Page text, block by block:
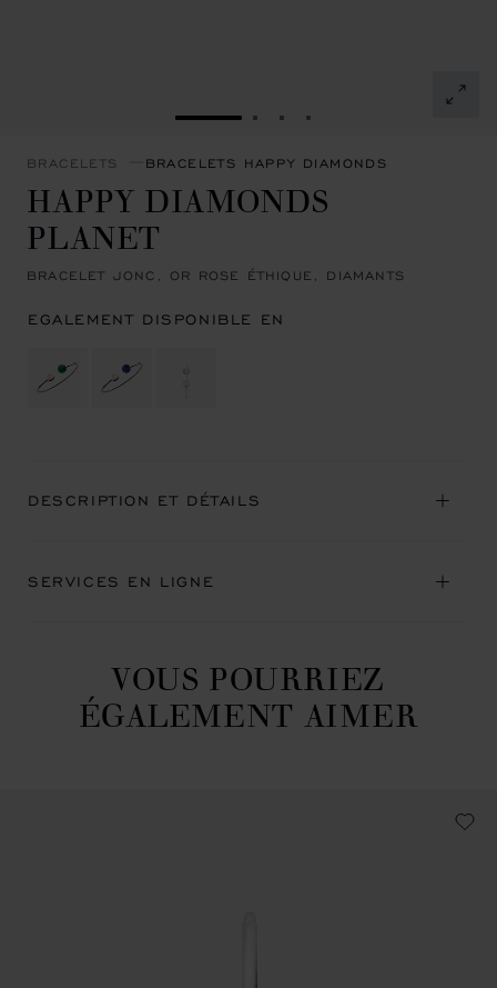
ALLER À LA DIAPOSITIVE 1
ALLER À LA DIAPOSITIVE
ALLER À LA
ALLER À LA
BRACELETS BRACELETS HAPPY DIAMONDS
HAPPY DIAMONDS
PLANET
BRACELET JONC, OR ROSE ÉTHIQUE, DIAMANTS
EGALEMENT DISPONIBLE EN
DESCRIPTION ET DÉTAILS
SERVICES EN LIGNE
VOUS POURRIEZ
ÉGALEMENT AIMER